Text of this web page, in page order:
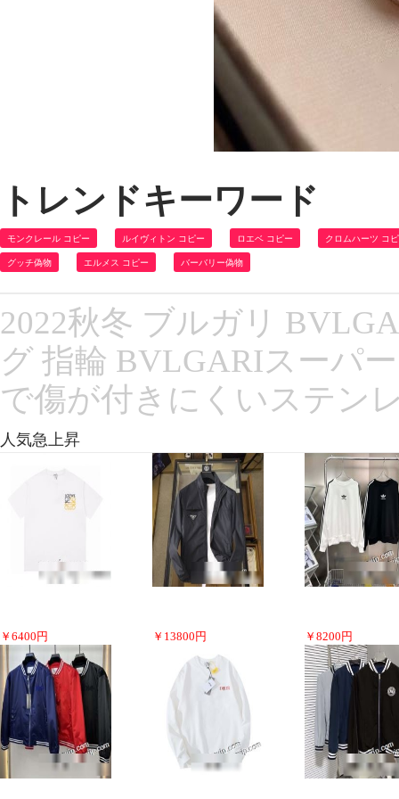
トレンドキーワード
モンクレール コピー ルイヴィトン コピー ロエベ コピー クロムハーツ コ
グッチ偽物 エルメス コピー バーバリー偽物
2022秋冬 ブルガリ
グ 指輪 BVLGARIスーパ
で傷が付きにくいステン
人気急上昇
￥ 6400 円 ￥ 13800 円 ￥ 8200 円